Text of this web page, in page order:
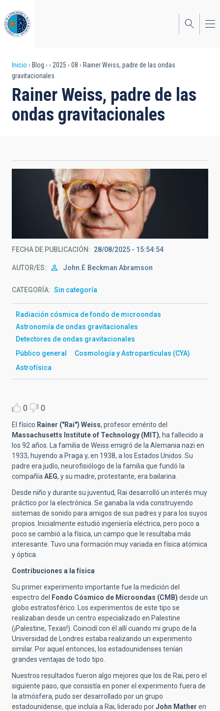
al
contenido
principal
Sobrescribir
enlaces
de
ayuda
navegación
Inicio Blog 2025 08
Rainer Weiss, padre de las ondas
gravitacionales
Rainer Weiss, padre de las
ondas gravitacionales
Rainer Weiss
FECHA DE PUBLICACIÓN 28/08/2025 - 15:54:54
AUTOR/ES John.E Beckman Abramson
CATEGORÍA Sin categoría
Radiación cósmica de fondo de microondas
Astronomía de ondas gravitacionales
Detectores de ondas gravitacionales
Público general
Cosmología y Astropartículas (CYA)
Astrofísica
0 0
El físico Rainer ("Rai") Weiss, profesor emérito del
Massachusetts Institute of Technology (MIT), ha fallecido a
los 92 años. La familia de Weiss emigró de la Alemania nazi en
1933, huyendo a Praga y, en 1938, a los Estados Unidos. Su
padre era judío, neurofisiólogo de la familia que fundó la
compañía AEG, y su madre, protestante, era bailarina.
Desde niño y durante su juventud, Rai desarrolló un interés muy
práctico por la electrónica. Se ganaba la vida construyendo
sistemas de sonido para amigos de sus padres y para los suyos
propios. Inicialmente estudió ingeniería eléctrica, pero poco a
poco se cambió a la física, un campo que le resultaba más
interesante. Tuvo una formación muy variada en física atómica
y óptica.
Contribuciones a la física
Su primer experimento importante fue la medición del
espectro del
Fondo Cósmico de Microondas (CMB) desde un
globo estratosférico. Los experimentos de este tipo se
realizaban desde un centro especializado en Palestine
(¡Palestine, Texas!). Coincidí con él allí cuando mi grupo de la
Universidad de Londres estaba realizando un experimento
similar. Por aquel entonces, los estadounidenses tenían
grandes ventajas de todo tipo.
Nuestros resultados fueron algo mejores que los de Rai, pero el
siguiente paso, que consistía en poner el experimento fuera de
la atmósfera, pudo ser desarrollado por un grupo
estadounidense, que incluía a Rai, liderado porJohn Mather en